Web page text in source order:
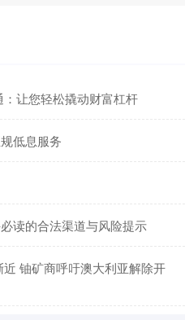
让您轻松撬动财富杠杆
低息服务
读的合法渠道与风险提示
铀矿商呼吁澳大利亚解除开